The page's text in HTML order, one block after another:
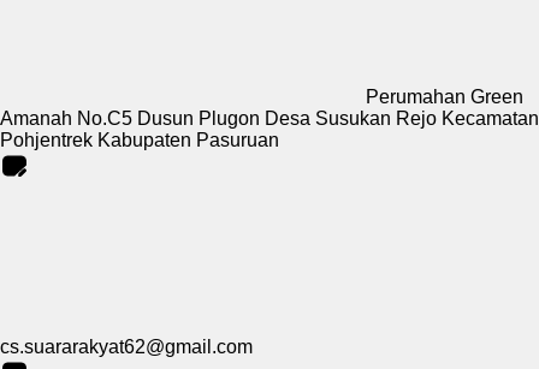
Perumahan Green
Amanah No.C5 Dusun Plugon Desa Susukan Rejo Kecamatan
Pohjentrek Kabupaten Pasuruan
cs.suararakyat62@gmail.com